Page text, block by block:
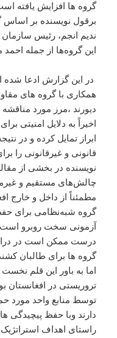
گروه ها افزایش یافته
برقول نویسنده بر
ندیم انجم، رئیس
این گروه‌ها از جمله
در این گزارش ادعا شده
همکاری با گروه های
دیورند ،مرز مورد مناقشه
اخیراً به دلایل امنیتی
ابراز تمایل کرده و در
قانونی و غیرقانونی را
نویسنده در بخشی از
چالش‌های مستقیم و
مطمئناً از داخل و خارج
گروه شبه‌نظامی برای
آزمونی سخت روبرو
درست ممکن است در
گروه ها برای طالبان
اما به باور این قلم
تروریستی در افغانستان
توسط منابع واحد مورد
دارند وبا حفظ پیچیدگی
راستای اهداف استراتژیک